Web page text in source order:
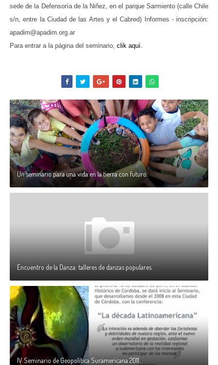
sede de la Defensoríade la Niñez, en el parque Sarmiento (calle Chile
s/n, entre la Ciudad de las Artes y el Cabred) Informes - inscripción:
apadim@apadim.org.ar
Para entrar a la página del seminario, clik aquí.
Un seminario para una vida en la tierra con futuro.
Encuentro de la Danza: talleres de danzas populares.
IV Seminario de Geopolítica Suramericana 2011.